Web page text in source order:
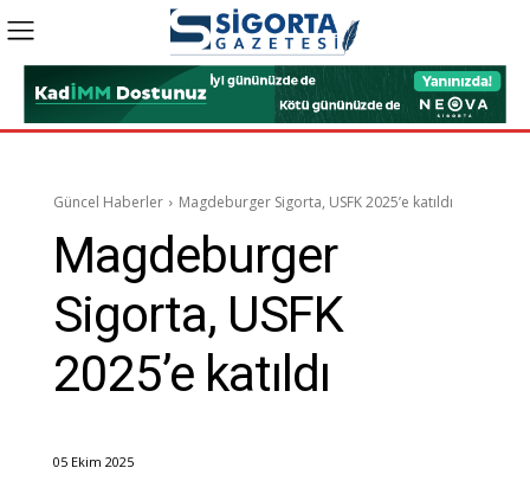
Güncel Haberler Magdeburger Sigorta, USFK 2025’e katıldı
Magdeburger
Sigorta, USFK
2025’e katıldı
05 Ekim 2025